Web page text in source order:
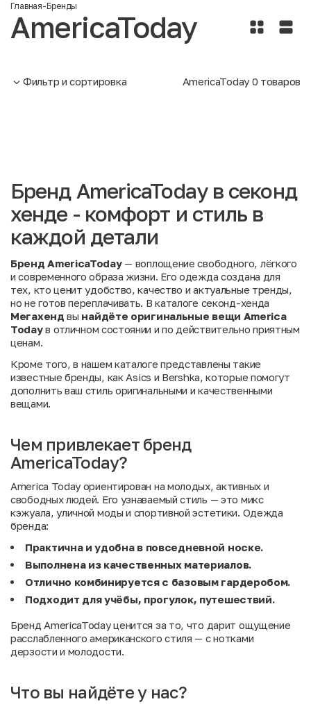
Главная-Бренды
AmericaToday
Фильтр и сортировка AmericaToday 0 товаров
Бренд AmericaToday в секонд
хенде - комфорт и стиль в
каждой детали
Бренд AmericaToday— воплощение свободного, лёгкого
и современного образа жизни. Его одежда создана для
тех, кто ценит удобство, качество и актуальные тренды,
но не готов переплачивать. В каталоге секонд-хенда
Мегахенд вы найдёте оригинальные вещи America
Todayв отличном состоянии и по действительно приятным
ценам.
Кроме того, в нашем каталоге представлены такие
известные бренды, как Asics и Bershka, которые помогут
дополнить ваш стиль оригинальными и качественными
вещами.
Чем привлекает бренд
AmericaToday?
America Today ориентирован на молодых, активных и
свободных людей. Его узнаваемый стиль — это микс
кэжуала, уличной моды и спортивной эстетики. Одежда
бренда:
Практична и удобна в повседневной носке.
Выполнена из качественных материалов.
Отлично комбинируется с базовым гардеробом.
Подходит для учёбы, прогулок, путешествий.
Бренд AmericaToday ценится за то, что дарит ощущение
расслабленного американского стиля — с нотками
дерзости и молодости.
Что вы найдёте у нас?